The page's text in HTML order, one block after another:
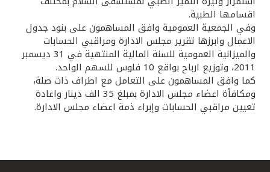
اقسامها الطبية.
وفي الجمعية العمومية وافق المساهمون على بنود جدول
الاعمال وابرزها تقرير مجلس الادارة ومراقبي الحسابات
والميزانية العمومية للسنة المالية المنتهية في 31 ديسمبر
2011، وتوزيع ارباح بواقع 10 فلوس للسهم الواحد.
كما وافق المساهمون على التعامل مع اطراف ذات صلة،
ومكافأة اعضاء مجلس الادارة بمبلغ 35 الف دينار واعادة
تعيين مراقبي الحسابات وإبراء ذمة اعضاء مجلس الادارة.